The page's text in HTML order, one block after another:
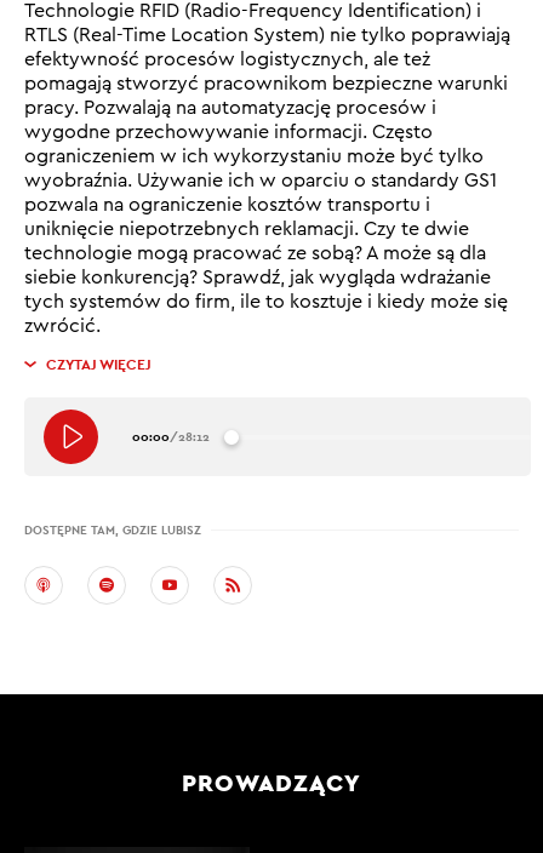
Technologie RFID (Radio-Frequency Identification) i
RTLS (Real-Time Location System) nie tylko poprawiają
efektywność procesów logistycznych, ale też
pomagają stworzyć pracownikom bezpieczne warunki
pracy. Pozwalają na automatyzację procesów i
wygodne przechowywanie informacji. Często
ograniczeniem w ich wykorzystaniu może być tylko
wyobraźnia. Używanie ich w oparciu o standardy GS1
pozwala na ograniczenie kosztów transportu i
uniknięcie niepotrzebnych reklamacji. Czy te dwie
technologie mogą pracować ze sobą? A może są dla
siebie konkurencją? Sprawdź, jak wygląda wdrażanie
tych systemów do firm, ile to kosztuje i kiedy może się
zwrócić.
CZYTAJ WIĘCEJ
00:00/28:12
DOSTĘPNE TAM, GDZIE LUBISZ
PROWADZĄCY